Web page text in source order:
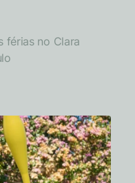
férias no Clara